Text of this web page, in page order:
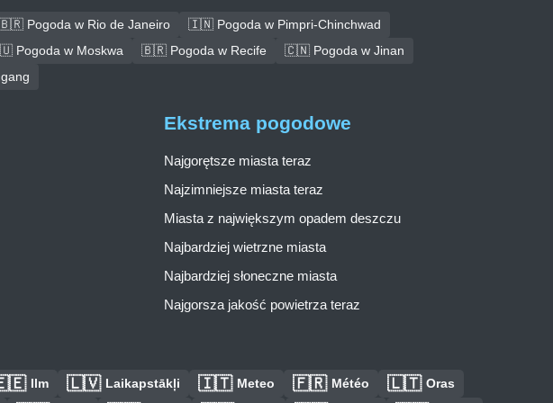
Pogoda w Rio de Janeiro
🇮🇳 Pogoda w Pimpri-Chinchwad
Pogoda w Moskwa 🇧🇷 Pogoda w Recife
🇨🇳 Pogoda w Jinan
Ekstrema pogodowe
Najgorętsze miasta teraz
Najzimniejsze miasta teraz
Miasta z największym opadem deszczu
Najbardziej wietrzne miasta
Najbardziej słoneczne miasta
Najgorsza jakość powietrza teraz
Ilm 🇱🇻 Laikapstākļi 🇮🇹 Meteo 🇫🇷 Météo 🇱🇹 Oras